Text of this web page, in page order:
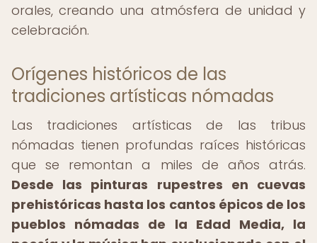
orales, creando una atmósfera de unidad y
celebración.
Orígenes históricos de las
tradiciones artísticas nómadas
Las tradiciones artísticas de las tribus
nómadas tienen profundas raíces históricas
que se remontan a miles de años atrás.
Desde las pinturas rupestres en cuevas
prehistóricas hasta los cantos épicos de los
pueblos nómadas de la Edad Media, la